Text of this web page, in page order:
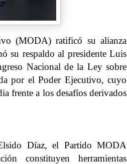
(MODA) ratificó su alianza
su respaldo al presidente Luis
Nacional de la Ley sobre
por el Poder Ejecutivo, cuyo
frente a los desafíos derivados
Díaz, el Partido MODA
constituyen herramientas